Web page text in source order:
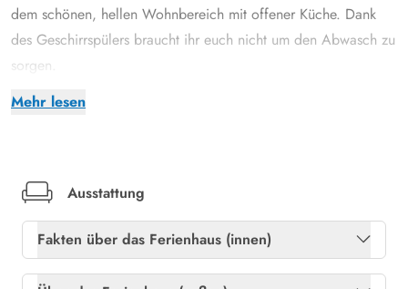
Mehr lesen
dem schönen, hellen Wohnbereich mit offener Küche. Dank
des Geschirrspülers braucht ihr euch nicht um den Abwasch zu
sorgen.
Von der Küche aus gelangt man in den einladenden
ins Grüne genießen. Macht es euch auf dem Sofa bequem,
schnappt euch euer Lieblingsbuch und genießt das Knistern
des Holzes oder schaut gemeinsam einen Film. Auch eine
energiesparende Wärmepumpe steht euch zum Heizen zur
Ausstattung
Fakten über das Ferienhaus (innen)
Freies Glasfasernetz
Ja